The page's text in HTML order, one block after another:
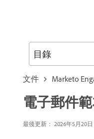
文件 Marketo
電子郵件
最後更新： 2026年5月20日
目錄